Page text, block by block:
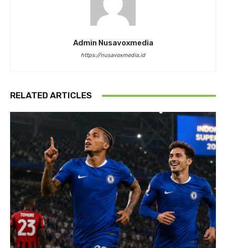
Admin Nusavoxmedia
https://nusavoxmedia.id
RELATED ARTICLES